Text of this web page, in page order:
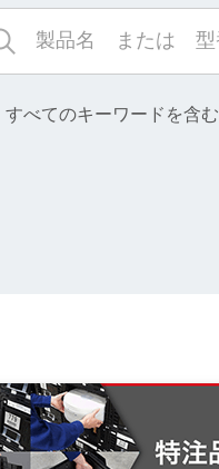
すべてのキーワードを含む